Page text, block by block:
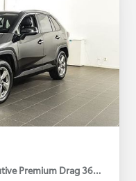
Premium Drag 360-kamera